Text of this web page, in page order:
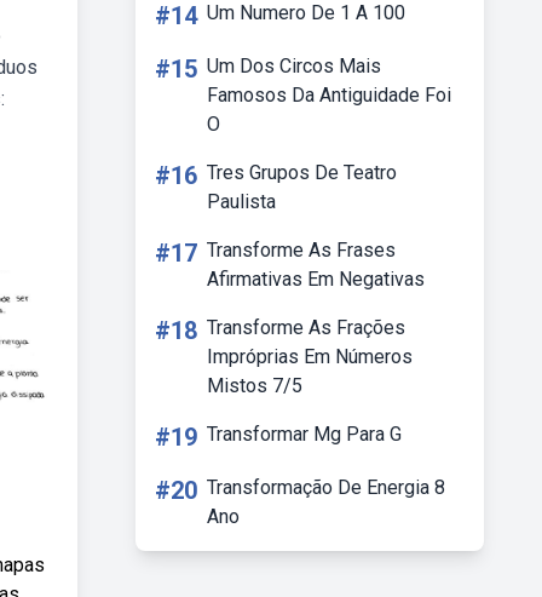
#14 Um Numero De 1 A 100
#15 Um Dos Circos Mais
Famosos Da Antiguidade Foi
O
#16 Tres Grupos De Teatro
Paulista
#17 Transforme As Frases
Afirmativas Em Negativas
#18 Transforme As Frações
Impróprias Em Números
Mistos 7/5
#19 Transformar Mg Para G
#20 Transformação De Energia 8
Ano